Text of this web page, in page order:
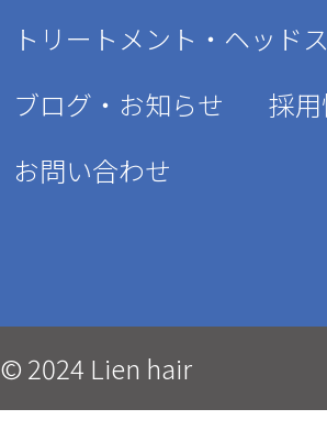
トリートメント・ヘッド
ブログ・お知らせ
採
お問い合わせ
© 2024 Lien hair